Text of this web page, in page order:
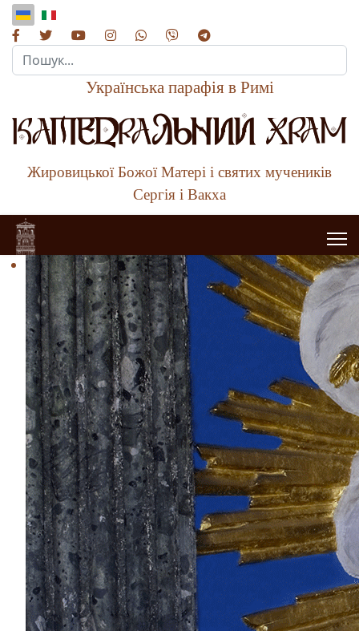
Пошук...
Українська парафія в Римі
Жировицької Божої Матері і святих мучеників
Сергія і Вакха